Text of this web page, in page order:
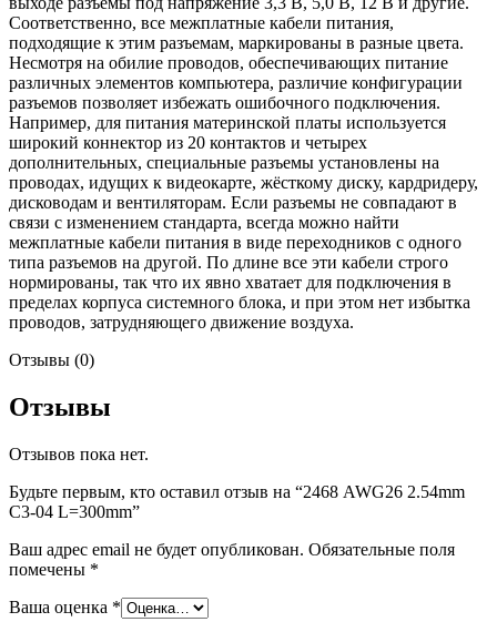
Соответственно, все межплатные кабели питания,
подходящие к этим разъемам, маркированы в разные цвета.
Несмотря на обилие проводов, обеспечивающих питание
различных элементов компьютера, различие конфигурации
разъемов позволяет избежать ошибочного подключения.
Например, для питания материнской платы используется
широкий коннектор из 20 контактов и четырех
дополнительных, специальные разъемы установлены на
проводах, идущих к видеокарте, жёсткому диску, кардридеру,
дисководам и вентиляторам. Если разъемы не совпадают в
связи с изменением стандарта, всегда можно найти
межплатные кабели питания в виде переходников с одного
типа разъемов на другой. По длине все эти кабели строго
нормированы, так что их явно хватает для подключения в
пределах корпуса системного блока, и при этом нет избытка
проводов, затрудняющего движение воздуха.
Отзывы (0)
Отзывы
Отзывов пока нет.
Будьте первым, кто оставил отзыв на “2468 AWG26 2.54mm
C3-04 L=300mm”
Ваш адрес email не будет опубликован. Обязательные поля
помечены *
Ваша оценка *